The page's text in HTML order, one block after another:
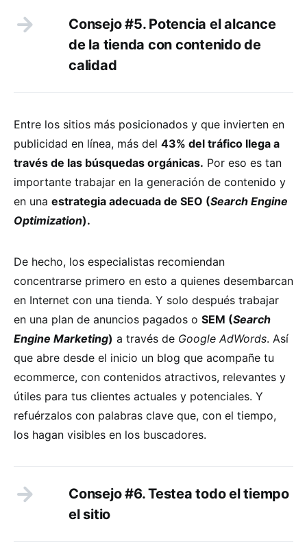
Consejo #5. Potencia el alcance
de la tienda con contenido de
calidad
Entre los sitios más posicionados y que invierten en
publicidad en línea, más del 43% del tráfico llega a
través de las búsquedas orgánicas. Por eso es tan
importante trabajar en la generación de contenido y
en una estrategia adecuada de SEO (Search Engine
Optimization).
De hecho, los especialistas recomiendan
concentrarse primero en esto a quienes desembarcan
en Internet con una tienda. Y solo después trabajar
en una plan de anuncios pagados o SEM (Search
Engine Marketing) a través de Google AdWords. Así
que abre desde el inicio un blog que acompañe tu
ecommerce, con contenidos atractivos, relevantes y
útiles para tus clientes actuales y potenciales. Y
refuérzalos con palabras clave que, con el tiempo,
los hagan visibles en los buscadores.
Consejo #6. Testea todo el tiempo
el sitio